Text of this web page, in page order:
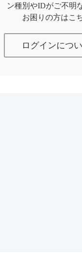
ン種別やIDがご不明
お困りの方はこ
ログインにつ